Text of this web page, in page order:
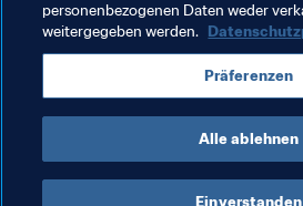
Juni - 1. Juli, Doha (Qatar),
personenbezogenen Daten weder
weitergegeben werden.
Präferenzen
Alle ablehnen
Einverstanden